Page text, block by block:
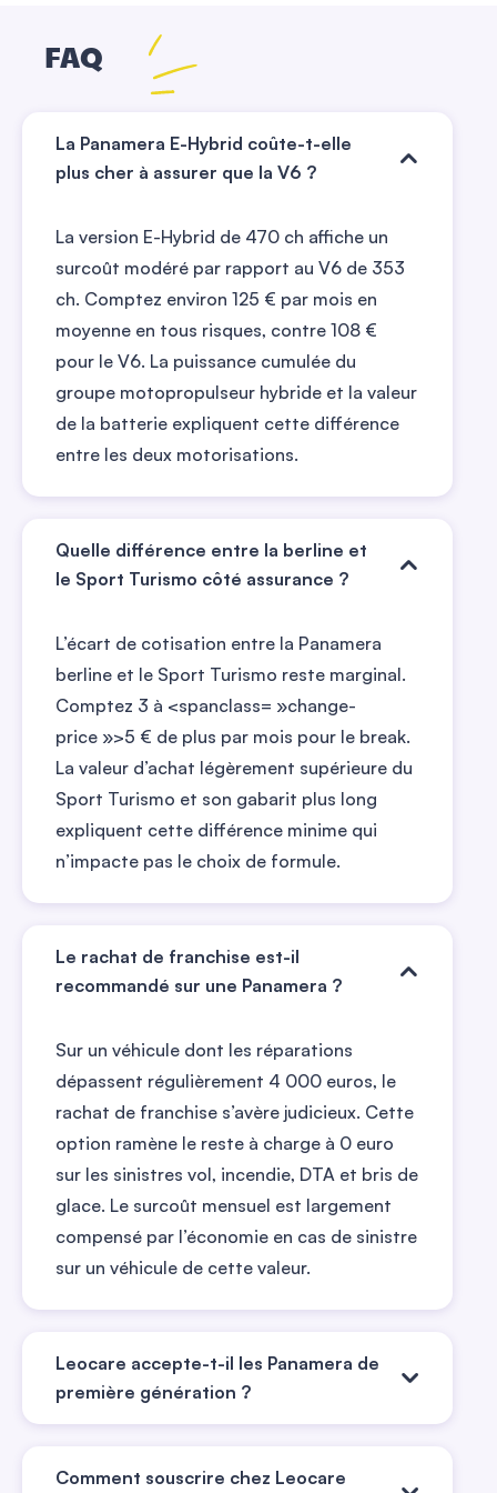
FAQ
La Panamera E-Hybrid coûte-t-elle
plus cher à assurer que la V6 ?
La version E-Hybrid de 470 ch affiche un
surcoût modéré par rapport au V6 de 353
ch. Comptez environ 125 € par mois en
moyenne en tous risques, contre 108 €
pour le V6. La puissance cumulée du
groupe motopropulseur hybride et la valeur
de la batterie expliquent cette différence
entre les deux motorisations.
Quelle différence entre la berline et
le Sport Turismo côté assurance ?
L’écart de cotisation entre la Panamera
berline et le Sport Turismo reste marginal.
Comptez 3 à <spanclass= »change-
price »>5 € de plus par mois pour le break.
La valeur d’achat légèrement supérieure du
Sport Turismo et son gabarit plus long
expliquent cette différence minime qui
n’impacte pas le choix de formule.
Le rachat de franchise est-il
recommandé sur une Panamera ?
Sur un véhicule dont les réparations
dépassent régulièrement 4 000 euros, le
rachat de franchise s’avère judicieux. Cette
option ramène le reste à charge à 0 euro
sur les sinistres vol, incendie, DTA et bris de
glace. Le surcoût mensuel est largement
compensé par l’économie en cas de sinistre
sur un véhicule de cette valeur.
Leocare accepte-t-il les Panamera de
première génération ?
de Panamera, de la première (2009) à la
Comment souscrire chez Leocare